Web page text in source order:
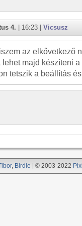
4. | 16:23 | Vicsusz
az elkővetkező
lehet majd készíteni
tetszik a beállítás
, Birdie | © 2003-2022